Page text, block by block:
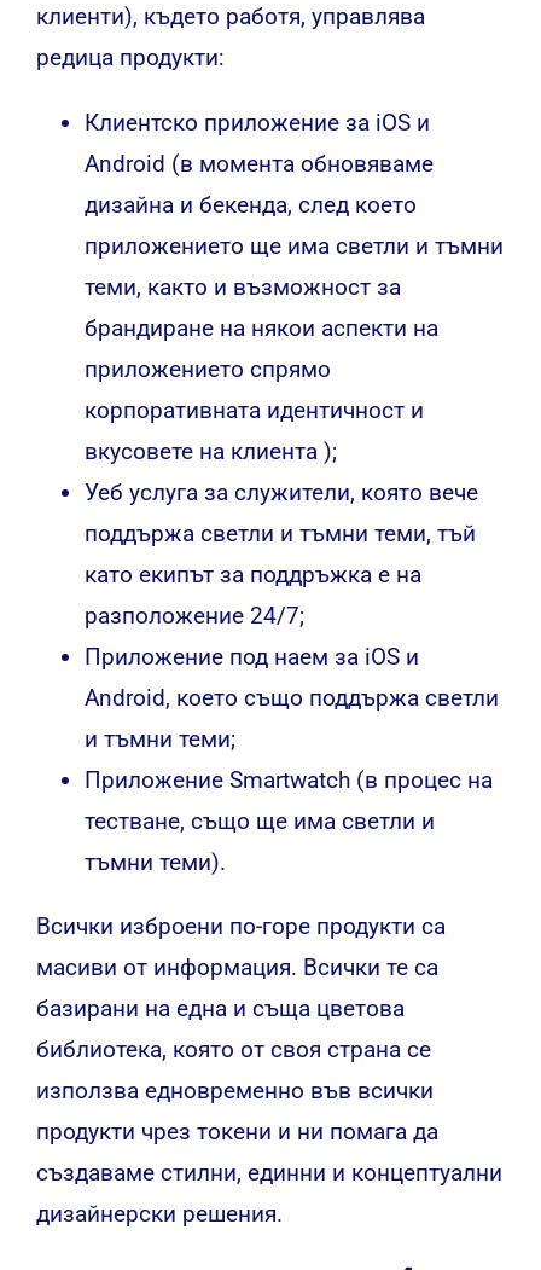
клиенти), където работя, управлява
редица продукти:
Клиентско приложение за iOS и
Android (в момента обновяваме
дизайна и бекенда, след което
приложението ще има светли и тъмни
теми, както и възможност за
брандиране на някои аспекти на
приложението спрямо
корпоративната идентичност и
вкусовете на клиента );
Уеб услуга за служители, която вече
поддържа светли и тъмни теми, тъй
като екипът за поддръжка е на
разположение 24/7;
Приложение под наем за iOS и
Android, което също поддържа светли
и тъмни теми;
Приложение Smartwatch (в процес на
тестване, също ще има светли и
тъмни теми).
Всички изброени по-горе продукти са
масиви от информация. Всички те са
базирани на една и съща цветова
библиотека, която от своя страна се
използва едновременно във всички
продукти чрез токени и ни помага да
създаваме стилни, единни и концептуални
дизайнерски решения.